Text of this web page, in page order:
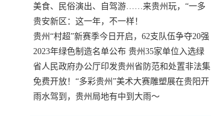
正式“打响”
美食、民俗演出、自驾游……来贵州玩，“一多
两减三免”！
贵安新区：这一年，不一样！
贵州“村超”新赛季今日开启，62支队伍争夺20强
名额
2023年绿色制造名单公布 贵州35家单位入选绿
色工厂
省人民政府办公厅印发贵州省防范和处置非法集
资工作实施细则
免费开放！“多彩贵州”美术大赛雕塑展在贵阳开
展，持续至1月19日
雨水驾到，贵州局地有中到大雨～